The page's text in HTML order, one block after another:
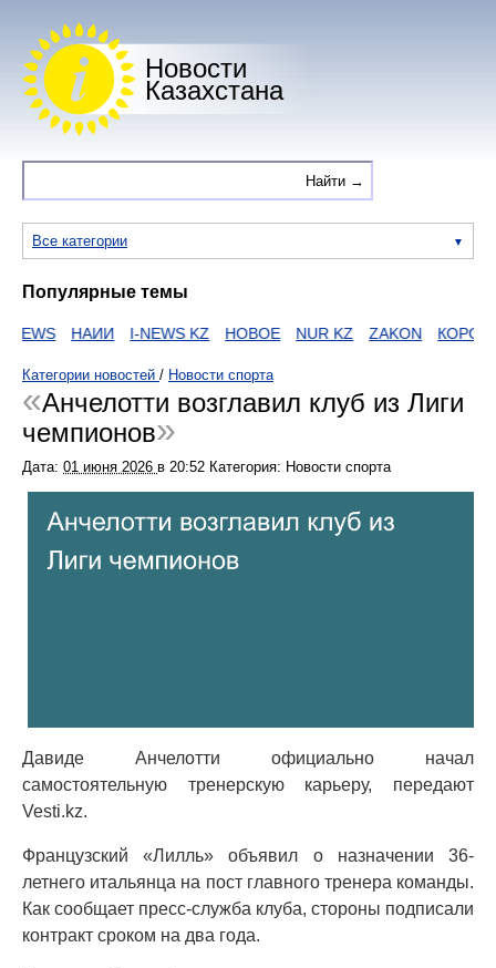
Новости
Казахстана
Все категории
Популярные темы
НАИИ I-NEWS KZ НОВОЕ NUR KZ ZAKON
Категории новостей / Новости спорта
Анчелотти возглавил клуб из Лиги
чемпионов
Дата: 01 июня 2026 в 20:52 Категория: Новости спорта
Давиде Анчелотти официально начал
самостоятельную тренерскую карьеру, передают
Vesti.kz.
Французский «Лилль» объявил о назначении 36-
летнего итальянца на пост главного тренера команды.
Как сообщает пресс-служба клуба, стороны подписали
контракт сроком на два года.